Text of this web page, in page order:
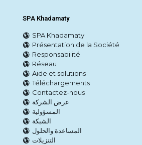
SPA Khadamaty
SPA Khadamaty
Présentation de la Société
Responsabilité
Réseau
Aide et solutions
Téléchargements
Contactez-nous
عرض الشركة
المسؤولية
الشبكة
المساعدة والحلول
التنزيلات